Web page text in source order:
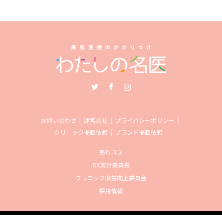
お問い合わせ 運営会社
プライバシーポリシー
クリニック掲載依頼
ブランド掲載依頼
売れコス
DX実行委員長
クリニック収益向上委員会
採用情報